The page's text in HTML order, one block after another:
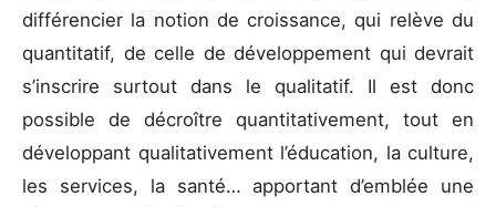
différencier la notion de croissance, qui relève du
quantitatif, de celle de développement qui devrait
s’inscrire surtout dans le qualitatif. Il est donc
possible de décroître quantitativement, tout en
développant qualitativement l’éducation, la culture,
les services, la santé… apportant d’emblée une